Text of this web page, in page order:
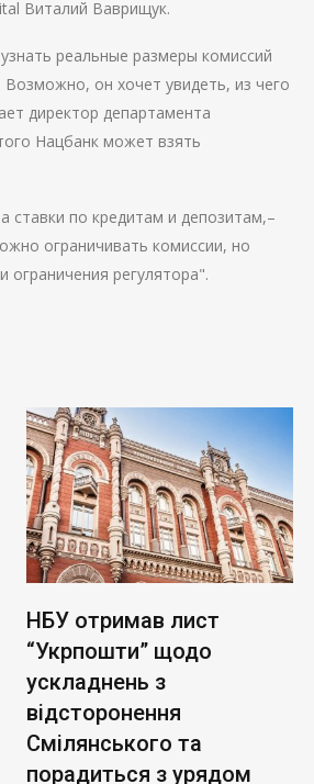
Виталий Ваврищук.
реальные размеры комиссий
он хочет увидеть, из чего
директор департамента
Нацбанк может взять
по кредитам и депозитам,–
ограничивать комиссии, но
регулятора".
НБУ отримав лист
“Укрпошти” щодо
ускладнень з
відсторонення
Смілянського та
порадиться з урядом